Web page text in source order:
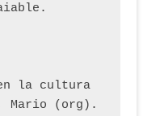
la cultura